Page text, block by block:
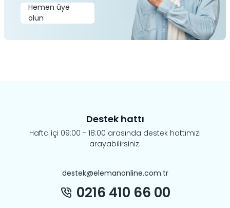
Hemen üye
olun
Destek hattı
Hafta içi 09:00 - 18:00 arasında destek hattımızı
arayabilirsiniz.
destek@elemanonline.com.tr
0216 410 66 00